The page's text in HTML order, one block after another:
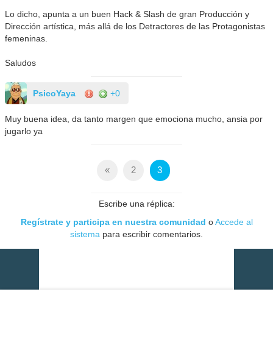
Lo dicho, apunta a un buen Hack & Slash de gran Producción y
Dirección artística, más allá de los Detractores de las Protagonistas
femeninas.
Saludos
PsicoYaya +0
Muy buena idea, da tanto margen que emociona mucho, ansia por
jugarlo ya
« 2 3
Escribe una réplica:
Regístrate y participa en nuestra comunidad oAccede al
sistema para escribir comentarios.